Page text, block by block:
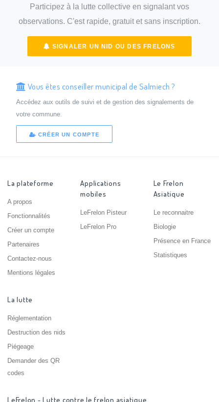
Participez à la lutte collective en signalant vos
observations. C'est rapide, gratuit et sans inscription.
SIGNALER UN NID OU DES FRELONS
Vous êtes conseiller municipal de Salmiech ?
Accédez aux outils de suivi et de gestion des signalements de
votre commune.
CRÉER UN COMPTE
La plateforme
A propos
Fonctionnalités
Créer un compte
Partenaires
Contactez-nous
Mentions légales
Applications
mobiles
LeFrelon Pisteur
LeFrelon Pro
Le Frelon
Asiatique
Le reconnaitre
Biologie
Présence en France
Statistiques
La lutte
Réglementation
Destruction des nids
Piégeage
Demander des QR
codes
LeFrelon - Lutte contre le frelon asiatique